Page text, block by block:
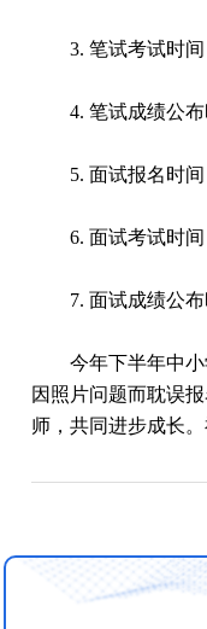
3. 笔试考试时间
4. 笔试成绩公
5. 面试报名时间
6. 面试考试时间
7. 面试成绩公
今年下半年中
因照片问题而耽误
师，共同进步成长